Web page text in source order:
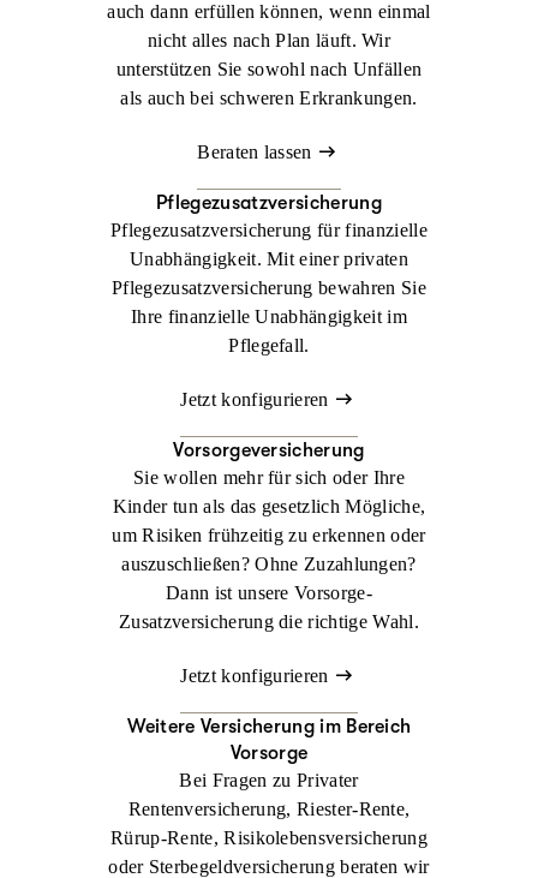
auch dann erfüllen können, wenn einmal
nicht alles nach Plan läuft. Wir
unterstützen Sie sowohl nach Unfällen
als auch bei schweren Erkrankungen.
Beraten lassen
Pflegezusatzversicherung
Pflegezusatzversicherung für finanzielle
Unabhängigkeit. Mit einer privaten
Pflegezusatzversicherung bewahren Sie
Ihre finanzielle Unabhängigkeit im
Pflegefall.
Jetzt konfigurieren
Vorsorgeversicherung
Sie wollen mehr für sich oder Ihre
Kinder tun als das gesetzlich Mögliche,
um Risiken frühzeitig zu erkennen oder
auszuschließen? Ohne Zuzahlungen?
Dann ist unsere Vorsorge-
Zusatzversicherung die richtige Wahl.
Jetzt konfigurieren
Weitere Versicherung im Bereich
Vorsorge
Bei Fragen zu Privater
Rentenversicherung, Riester-Rente,
Rürup-Rente, Risikolebensversicherung
oder Sterbegeldversicherung beraten wir